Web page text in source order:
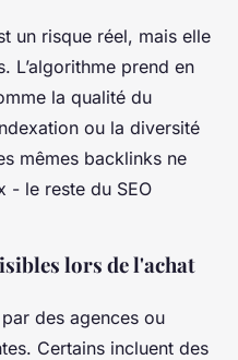
un risque réel, mais elle
L’algorithme prend en
la qualité du
ou la diversité
mêmes backlinks ne
- le reste du SEO
lors de l'achat
des agences ou
Certains incluent des